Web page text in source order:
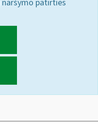
patirties